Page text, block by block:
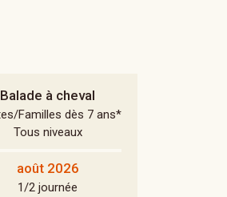
Balade à cheval
Familles dès 7 ans*
Tous niveaux
août 2026
1/2 journée